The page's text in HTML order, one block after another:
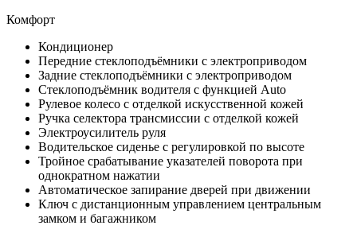
Комфорт
Кондиционер
Передние стеклоподъёмники с электроприводом
Задние стеклоподъёмники с электроприводом
Стеклоподъёмник водителя с функцией Auto
Рулевое колесо с отделкой искусственной кожей
Ручка селектора трансмиссии с отделкой кожей
Электроусилитель руля
Водительское сиденье с регулировкой по высоте
Тройное срабатывание указателей поворота при
однократном нажатии
Автоматическое запирание дверей при движении
Ключ с дистанционным управлением центральным
замком и багажником